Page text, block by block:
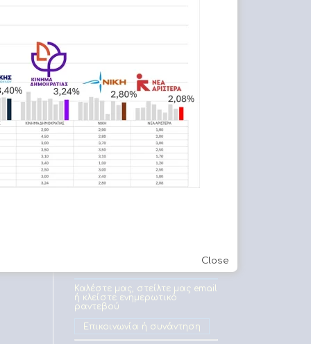
Εφετείο Αθηνών
Στείλε & λάβε μηνύματα σε
πινακίδες οχημάτων
Καλέστε μας, στείλτε μας email
ή κλείστε ενημερωτικό
ραντεβού
Επικοινωνία ή συνάντηση
Close